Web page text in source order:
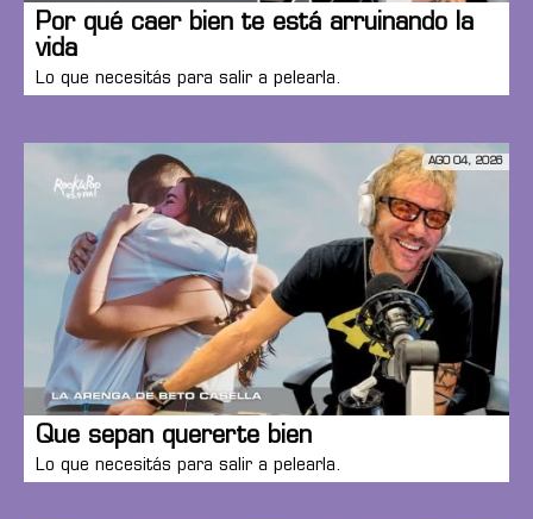
Por qué caer bien te está arruinando la
vida
Lo que necesitás para salir a pelearla.
AGO 04, 2026
Que sepan quererte bien
Lo que necesitás para salir a pelearla.